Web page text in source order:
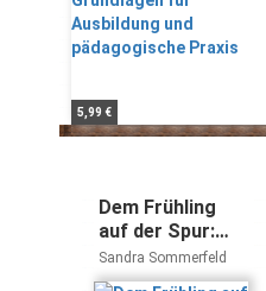
5,99 €
Dem Frühling
auf der Spur:
Idee, Materialien
und Aktionen
Sandra Sommerfeld